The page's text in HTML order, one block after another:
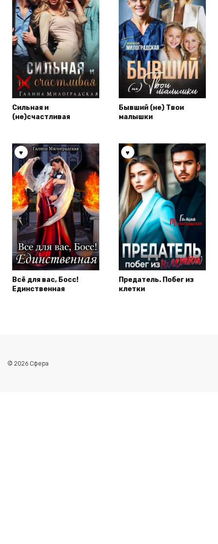
Сильная и
(не)счастливая
Бывший (не) Твои
малышки
Всё для вас, Босс!
Единственная
Предатель. Побег из
клетки
© 2026 Сфера